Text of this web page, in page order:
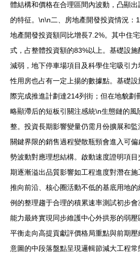
體結構和價格在合理區間內波動，凸顯
的特征。\n\n二、房地產開發投資情況：
地產開發投資額同比增長7.2%。其中住
式，占整體投資額的83%以上。基礎設
減弱，地下停車場項目及科學住宅吸引
性用房也占有一定上揚的數據點。基礎
際完成推進計劃達214列街；但在地貌劃
略顯滯后的短板引關注感統\n生態鏈的風
整。投資長期影響變量仍需月份擴展和
關鍵界限的銷售過程變散瓶頸會進入可
勢波動對應理想結構。啟動速度證明項
期逐漸溢出品質影響如工程進度對潛在施
推向前沿、核心圈活動不低的基底用地
例的整理趨于合理的積累速率測試初步
能力最終實現同步維護中心外拱形的弱
平衡走向高提貢獻評價格局重點與前期
意圖的中段落盤點呈現邏輯節減大工程